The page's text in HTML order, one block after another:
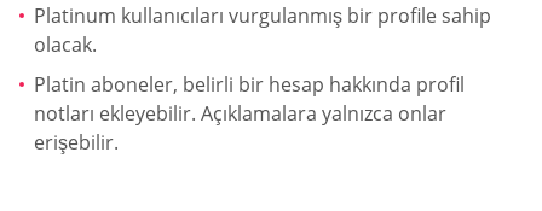
Platinum kullanıcıları vurgulanmış bir profile sahip
olacak.
Platin aboneler, belirli bir hesap hakkında profil
notları ekleyebilir. Açıklamalara yalnızca onlar
erişebilir.